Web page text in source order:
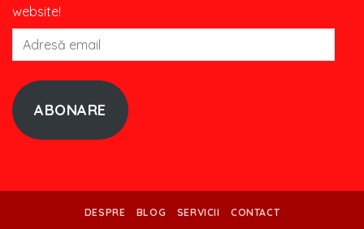
website!
Adresă
ABONARE
DESPRE BLOG SERVICII CONTACT